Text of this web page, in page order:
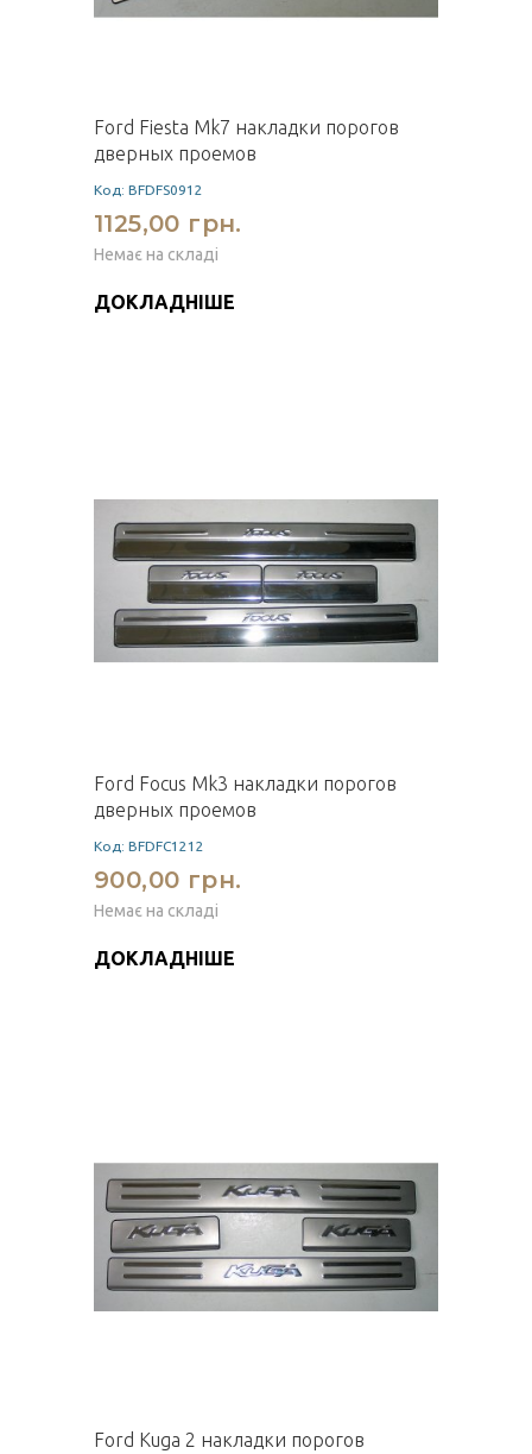
Ford Fiesta Mk7 накладки порогов
дверных проемов
Код: BFDFS0912
1125,00 грн.
Немає на складі
ДОКЛАДНІШЕ
Ford Focus Mk3 накладки порогов
дверных проемов
Код: BFDFC1212
900,00 грн.
Немає на складі
ДОКЛАДНІШЕ
Ford Kuga 2 накладки порогов